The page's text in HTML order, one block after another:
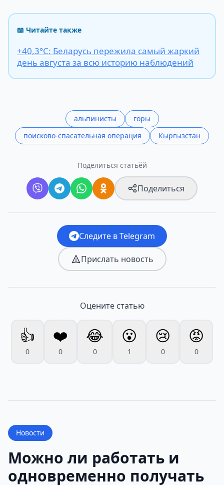
📖 Читайте также
+40,3°С: Беларусь пережила самый жаркий
день августа за всю историю наблюдений
альпинисты
горы
поисково-спасательная операция
Кыргызстан
Поделиться статьёй
Поделиться
Следите в Telegram
Прислать новость
Оцените статью
👍
0
❤️
0
😂
0
😮
1
😢
0
😡
0
Новости
Можно ли работать и
одновременно получать